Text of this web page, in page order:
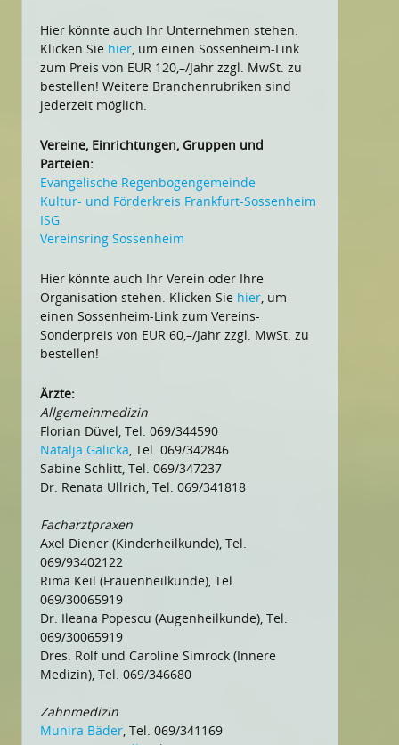
Hier könnte auch Ihr Unternehmen stehen.
Klicken Sie hier, um einen Sossenheim-Link
zum Preis von EUR 120,–/Jahr zzgl. MwSt. zu
bestellen! Weitere Branchenrubriken sind
jederzeit möglich.
Vereine, Einrichtungen, Gruppen und
Parteien:
Evangelische Regenbogengemeinde
Kultur- und Förderkreis Frankfurt-Sossenheim
ISG
Vereinsring Sossenheim
Hier könnte auch Ihr Verein oder Ihre
Organisation stehen. Klicken Sie hier, um
einen Sossenheim-Link zum Vereins-
Sonderpreis von EUR 60,–/Jahr zzgl. MwSt. zu
bestellen!
Ärzte:
Allgemeinmedizin
Florian Düvel, Tel. 069/344590
Natalja Galicka, Tel. 069/342846
Sabine Schlitt, Tel. 069/347237
Dr. Renata Ullrich, Tel. 069/341818
Facharztpraxen
Axel Diener (Kinderheilkunde), Tel.
069/93402122
Rima Keil (Frauenheilkunde), Tel.
069/30065919
Dr. Ileana Popescu (Augenheilkunde), Tel.
069/30065919
Dres. Rolf und Caroline Simrock (Innere
Medizin), Tel. 069/346680
Zahnmedizin
Munira Bäder, Tel. 069/341169